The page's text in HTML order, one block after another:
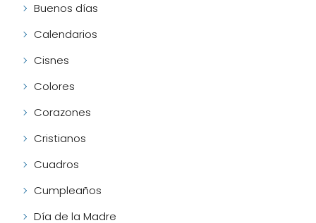
Buenos días
Calendarios
Cisnes
Colores
Corazones
Cristianos
Cuadros
Cumpleaños
Día de la Madre